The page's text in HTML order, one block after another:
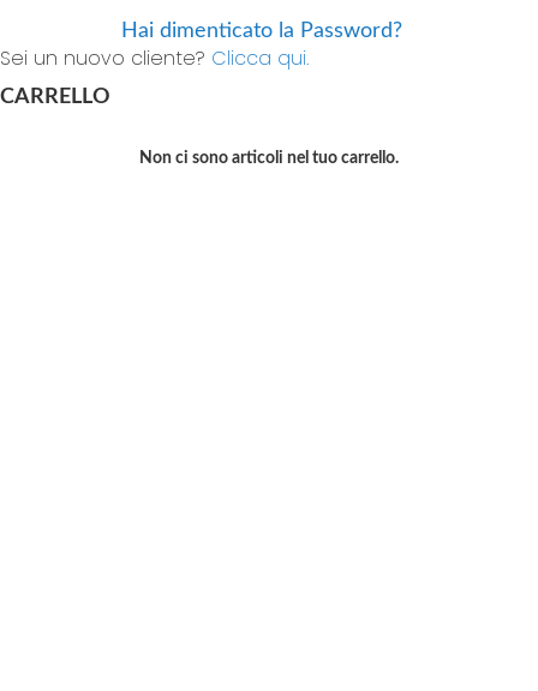
Hai dimenticato la Password?
Sei un nuovo cliente? Clicca qui.
CARRELLO
Non ci sono articoli nel tuo carrello.